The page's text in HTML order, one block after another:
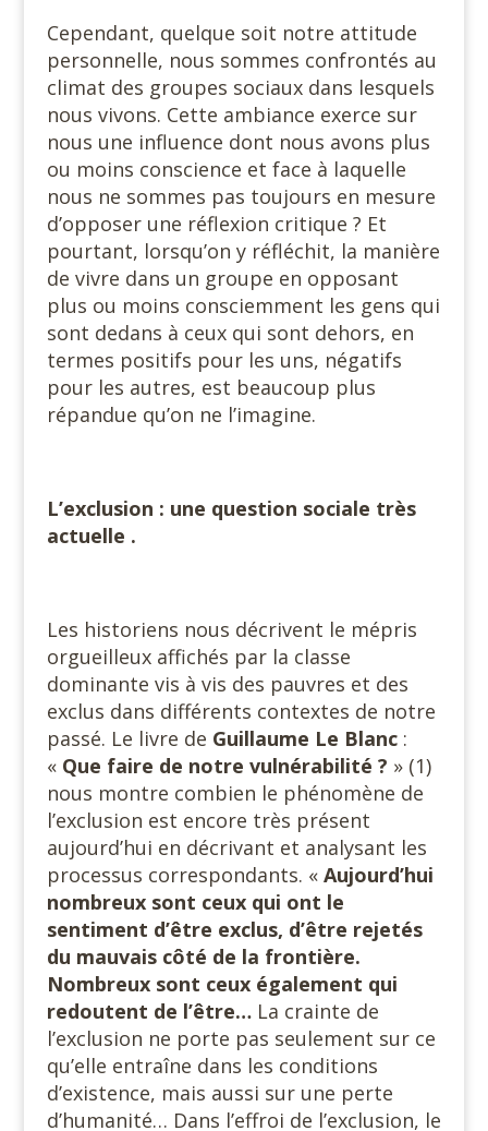
Cependant, quelque soit notre attitude
personnelle, nous sommes confrontés au
climat des groupes sociaux dans lesquels
nous vivons. Cette ambiance exerce sur
nous une influence dont nous avons plus
ou moins conscience et face à laquelle
nous ne sommes pas toujours en mesure
d’opposer une réflexion critique ? Et
pourtant, lorsqu’on y réfléchit, la manière
de vivre dans un groupe en opposant
plus ou moins consciemment les gens qui
sont dedans à ceux qui sont dehors, en
termes positifs pour les uns, négatifs
pour les autres, est beaucoup plus
répandue qu’on ne l’imagine.
L’exclusion : une question sociale très
actuelle .
Les historiens nous décrivent le mépris
orgueilleux affichés par la classe
dominante vis à vis des pauvres et des
exclus dans différents contextes de notre
passé. Le livre de Guillaume Le Blanc :
« Que faire de notre vulnérabilité ? » (1)
nous montre combien le phénomène de
l’exclusion est encore très présent
aujourd’hui en décrivant et analysant les
processus correspondants. « Aujourd’hui
nombreux sont ceux qui ont le
sentiment d’être exclus, d’être rejetés
du mauvais côté de la frontière.
Nombreux sont ceux également qui
redoutent de l’être…La crainte de
l’exclusion ne porte pas seulement sur ce
qu’elle entraîne dans les conditions
d’existence, mais aussi sur une perte
d’humanité… Dans l’effroi de l’exclusion, le